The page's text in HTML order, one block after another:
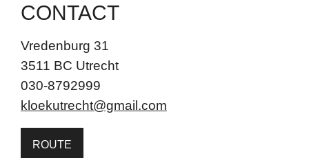
CONTACT
Vredenburg 31
3511 BC Utrecht
030-8792999
kloekutrecht@gmail.com
ROUTE